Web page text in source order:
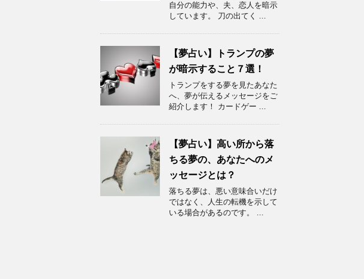
自分の能力や、夫、恋人を暗示
しています。 刀の出てく ...
【夢占い】トランプの夢
が暗示すること７選！
トランプをする夢を見たあなた
へ、夢が伝えるメッセージをご
紹介します！ カードゲー ...
【夢占い】高い所から落
ちる夢の、あなたへのメ
ッセージとは？
落ちる夢は、悪い意味合いだけ
ではなく、人生の転機を示して
いる場合があるのです。 ...